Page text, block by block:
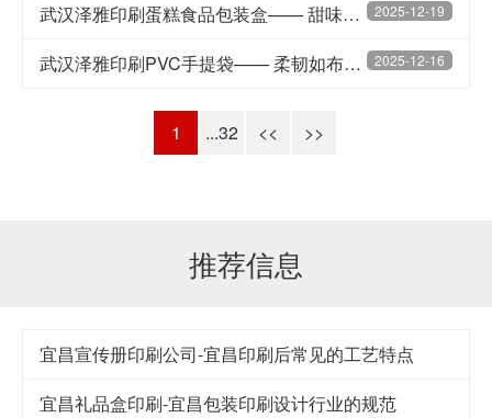
2025-12-19
武汉泽雅印刷蛋糕食品包装盒—— 甜味入盒，安全于心
2025-12-16
武汉泽雅印刷PVC手提袋—— 柔韧如布，承重如初
1 ...32 << >>
推荐信息
宜昌宣传册印刷公司-宜昌印刷后常见的工艺特点
宜昌礼品盒印刷-宜昌包装印刷设计行业的规范